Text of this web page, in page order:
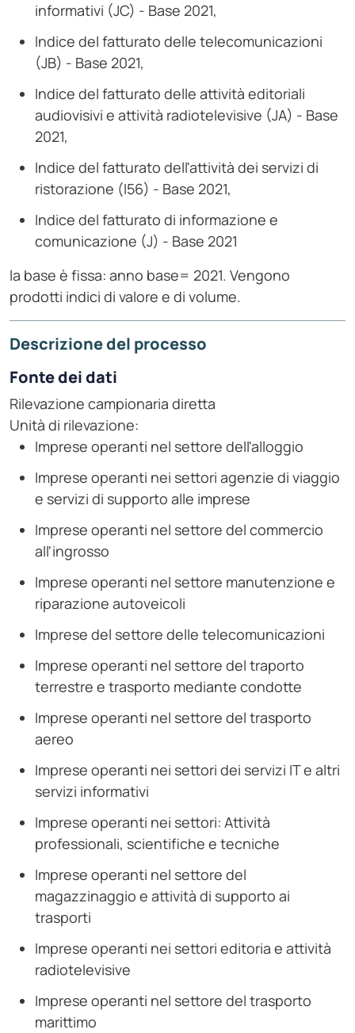
informativi (JC) - Base 2021,
Indice del fatturato delle telecomunicazioni
(JB) - Base 2021,
Indice del fatturato delle attività editoriali
audiovisivi e attività radiotelevisive (JA) - Base
2021,
Indice del fatturato dell'attività dei servizi di
ristorazione (I56) - Base 2021,
Indice del fatturato di informazione e
comunicazione (J) - Base 2021
la base è fissa: anno base= 2021. Vengono
prodotti indici di valore e di volume.
Descrizione del processo
Fonte dei dati
Rilevazione campionaria diretta
Unità di rilevazione:
Imprese operanti nel settore dell'alloggio
Imprese operanti nei settori agenzie di viaggio
e servizi di supporto alle imprese
Imprese operanti nel settore del commercio
all'ingrosso
Imprese operanti nel settore manutenzione e
riparazione autoveicoli
Imprese del settore delle telecomunicazioni
Imprese operanti nel settore del traporto
terrestre e trasporto mediante condotte
Imprese operanti nel settore del trasporto
aereo
Imprese operanti nei settori dei servizi IT e altri
servizi informativi
Imprese operanti nei settori: Attività
professionali, scientifiche e tecniche
Imprese operanti nel settore del
magazzinaggio e attività di supporto ai
trasporti
Imprese operanti nei settori editoria e attività
radiotelevisive
Imprese operanti nel settore del trasporto
marittimo